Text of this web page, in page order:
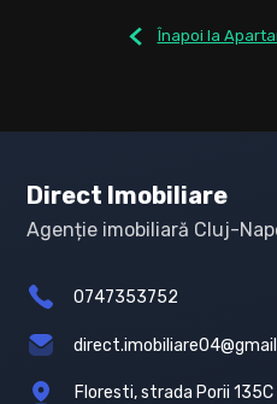
Înapoi la
Direct Imobiliare
Agenție imobiliară Cluj-
0747353752
Floresti, strada Porii 135C